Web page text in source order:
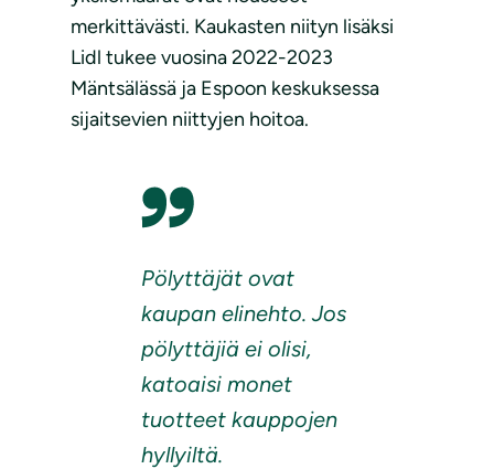
merkittävästi. Kaukasten niityn lisäksi
Lidl tukee vuosina 2022-2023
Mäntsälässä ja Espoon keskuksessa
sijaitsevien niittyjen hoitoa.
Pölyttäjät ovat
kaupan elinehto. Jos
pölyttäjiä ei olisi,
katoaisi monet
tuotteet kauppojen
hyllyiltä.